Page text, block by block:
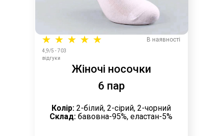
Жіночі носочки
6 пар
Колір:2-білий, 2-сірий, 2-чорний
Склад: бавовна-95%, еластан-5%
В наявності
4,9/5 - 703
відгуки